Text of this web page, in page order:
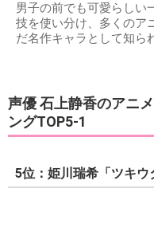
男子の前でも可愛らしい
技を使い分け、多くのア
だ名作キャラとして知ら
声優 石上静香のアニ
ングTOP5-1
5位：姫川瑞希「ツキウ